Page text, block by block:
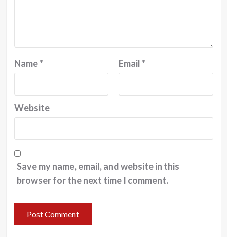
Name* Email*
Website
Save my name, email, and website in this
browser for the next time I comment.